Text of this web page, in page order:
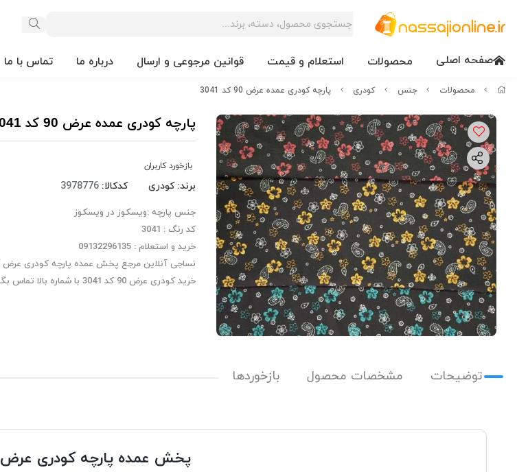
صفحه اصلی محصولات استعلام و قیمت قوانین مرجوعی و ارسال درباره ما تماس با ما
محصولات جنس کودری پارچه کودری عمده عرض 90 کد 3041
پارچه کودری عمده عرض 90 کد 3041
بازخورد کاربران
برند:کودری کدکالا:
جنس پارچه :ویسکوز در ویسکوز
کد رنگ : 3041
خرید و استعلام : 09132296135
خرید کودری عرض 90 کد 3041 با شماره بالا تماس بگیرید.
توضیحات مشخصات محصول بازخوردها
پخش عمده پارچه کودری عرض 90 کد 3041